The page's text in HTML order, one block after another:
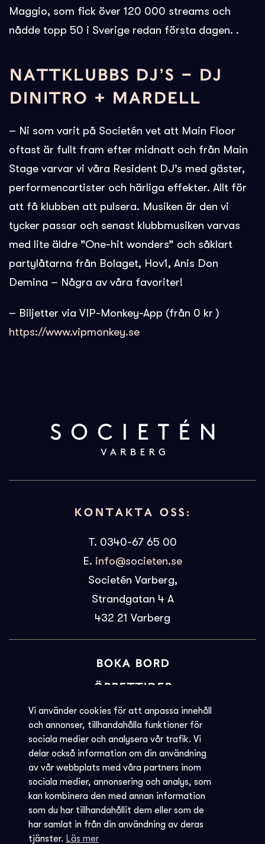
Vi använder cookies för att anpassa innehåll
och annonser, tillhandahålla funktioner för
sociala medier och analysera vår trafik. Vi
delar också information om din användning
av vår webbplats med våra partners inom
sociala medier, annonsering och analys, som
kan kombinera den med annan information
som du har tillhandahållit dem eller som de
har samlat in från din användning av deras
tjänster. Läs mer
Maggio, som fick över 120 000 streams och
nådde topp 50 i Sverige redan första dagen. .
NATTKLUBBS DJ’S – DJ
DINITRO + MARDELL
– Ni som varit på Societén vet att Main Floor
oftast är fullt fram efter midnatt och från Main
Stage varvar vi våra Resident DJ’s med gäster,
performencartister och härliga effekter. Allt för
att få klubben att pulsera. Musiken är den vi
tycker passar och senast klubbmusiken varvas
med lite äldre ”One-hit wonders” och såklart
partylåtarna från Bolaget, Hov1, Anis Don
Demina – Några av våra favoriter!
– Biljetter via VIP-Monkey-App (från 0 kr )
https://www.vipmonkey.se
KONTAKTA OSS:
T. 0340-67 65 00
E. info@societen.se
Societén Varberg,
Strandgatan 4 A
432 21 Varberg
BOKA BORD
ÖPPETTIDER
BILJETTINFORMATION
KVARGLÖMT
Societéns policy
JOBBA MED OSS
INTEGRITETSPOLICY
AVBOKNING - REGLER